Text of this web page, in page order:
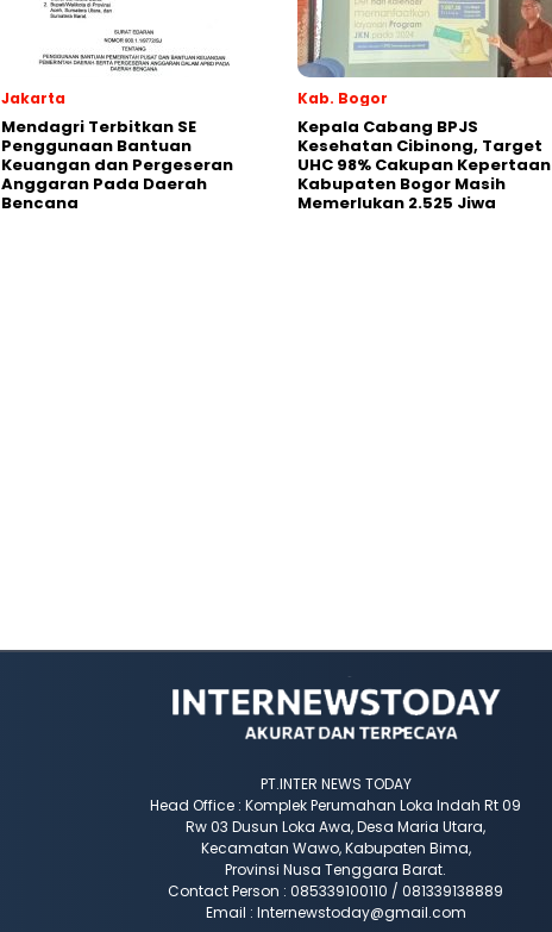
Jakarta
Mendagri Terbitkan SE
Penggunaan Bantuan
Keuangan dan Pergeseran
Anggaran Pada Daerah
Bencana
Kab. Bogor
Kepala Cabang BPJS
Kesehatan Cibinong, Target
UHC 98% Cakupan Kepertaan
Kabupaten Bogor Masih
Memerlukan 2.525 Jiwa
PT.INTER NEWS TODAY
Head Office : Komplek Perumahan Loka Indah Rt 09
Rw 03 Dusun Loka Awa, Desa Maria Utara,
Kecamatan Wawo, Kabupaten Bima,
Provinsi Nusa Tenggara Barat.
Contact Person : 085339100110 / 081339138889
Email : Internewstoday@gmail.com